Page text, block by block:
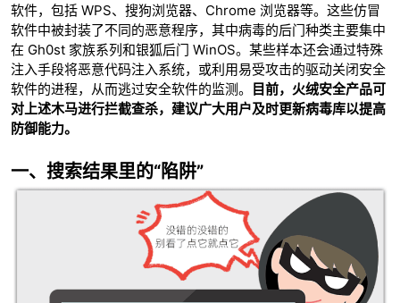
软件，包括 WPS、搜狗浏览器、Chrome 浏览器等。这些仿冒
软件中被封装了不同的恶意程序，其中病毒的后门种类主要集中
在 Gh0st 家族系列和银狐后门 WinOS。某些样本还会通过特殊
注入手段将恶意代码注入系统，或利用易受攻击的驱动关闭安全
软件的进程，从而逃过安全软件的监测。 目前，火绒安全产品可
对上述木马进行拦截查杀，建议广大用户及时更新病毒库以提高
防御能力。
一、搜索结果里的“陷阱”